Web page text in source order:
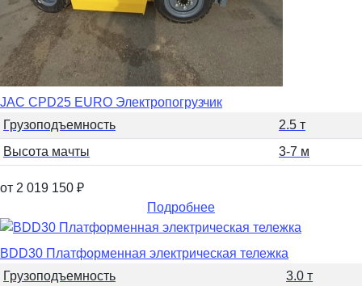
JAC CPD25 EURO Электропогрузчик
Грузоподъемность
2.5 т
Высота мачты
3-7 м
от 2 019 150 ₽
Подробнее
BDD30 Платформенная электрическая тележка
Грузоподъемность
3.0 т